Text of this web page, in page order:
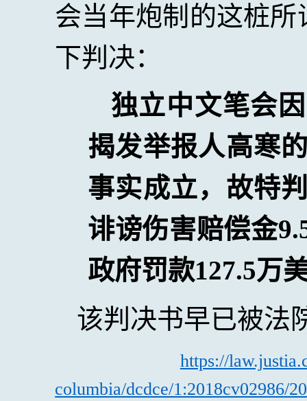
会当年炮制的这桩所
下判决：
独立中文笔会
揭发举报人高寒
事实成立，故特
诽谤伤害赔偿金
政府罚款127.5万
该判决书早已被法
https://
columbia/dcdce/1:2018cv02986/